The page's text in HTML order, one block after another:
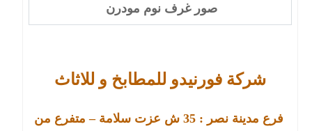
صور غرف نوم مودرن
شركة فورنيدو للمطابخ و للاثاث
فرع مدينة نصر :35 ش عزت سلامة – متفرع من